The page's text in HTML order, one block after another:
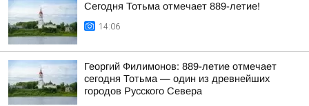
Сегодня Тотьма отмечает 889-летие!
14:06
Георгий Филимонов: 889-летие отмечает
сегодня Тотьма — один из древнейших
городов Русского Севера